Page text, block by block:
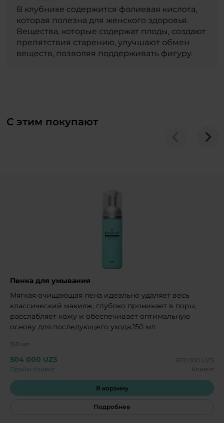
В клубнике содержится фолиевая кислота,
которая полезна для женского здоровья.
Вещества, которые содержат плоды, создают
препятствия старению, улучшают обмен
веществ, позволяя поддерживать фигуру.
С этим покупают
Пенка для умывания
Мягкая очищающая пена идеально удаляет весь
классический макияж, глубоко проникает в поры,
расслабляет кожу и обеспечивает оптимальную
основу для последующего ухода.150 мл
150 мл
504 000 UZS
Прайм Клиент
672 000 UZS
Клиент
В корзину
Подробнее